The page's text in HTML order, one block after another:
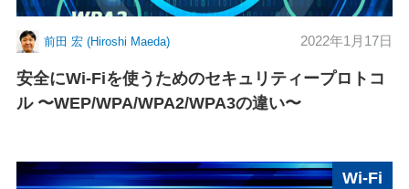
前田 宏 (Hiroshi Maeda) 2022年1月17日
安全にWi-Fiを使うためのセキュリティープロトコ
ル 〜WEP/WPA/WPA2/WPA3の違い〜
Wi-Fi